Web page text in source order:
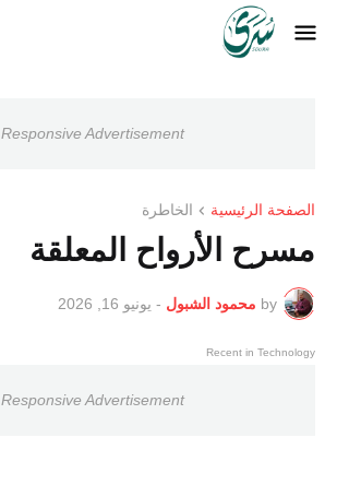
Responsive Advertisement
الصفحة الرئيسية الخاطرة
مسرح الأرواح المعلقة
by محمود الشبول - يونيو 16, 2026
Recent in Technology
Responsive Advertisement